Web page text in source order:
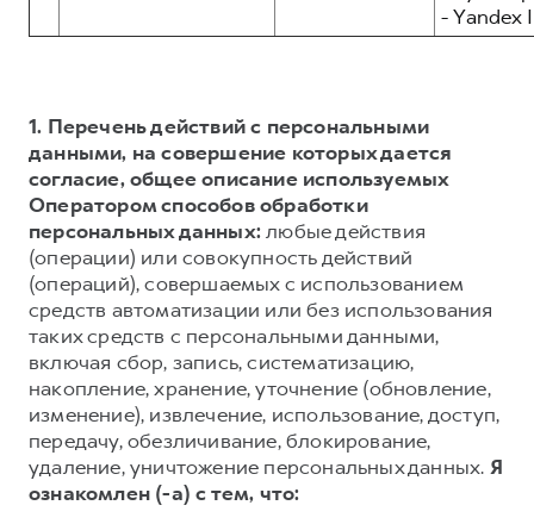
- Yandex
1. Перечень действий с персональными
данными, на совершение которых дается
согласие, общее описание используемых
Оператором способов обработки
персональных данных:любые действия
(операции) или совокупность действий
(операций), совершаемых с использованием
средств автоматизации или без использования
таких средств с персональными данными,
включая сбор, запись, систематизацию,
накопление, хранение, уточнение (обновление,
изменение), извлечение, использование, доступ,
передачу, обезличивание, блокирование,
удаление, уничтожение персональных данных. Я
ознакомлен (-а) с тем, что: